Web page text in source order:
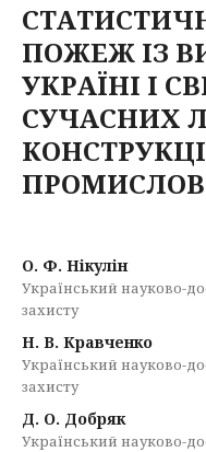
ПОЖЕЖ ІЗ
УКРАЇНІ І
СУЧАСНИХ
О. Ф. Нікулін
Український науково-
захисту
Н. В. Кравченко
Український науково-
захисту
Д. О. Добряк
Український науково-